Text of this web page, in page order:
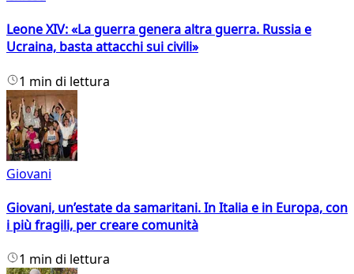
Leone XIV: «La guerra genera altra guerra. Russia e
Ucraina, basta attacchi sui civili»
1 min di lettura
Giovani
Giovani, un’estate da samaritani. In Italia e in Europa, con
i più fragili, per creare comunità
1 min di lettura